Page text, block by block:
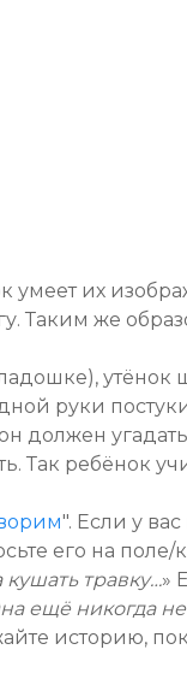
их
Таким же
руки
должен
Так ребёнок
". Если у
его на поле/
травку…»
ещё никогда
историю,